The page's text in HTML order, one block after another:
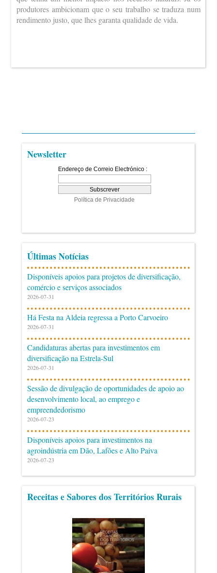
produtores ambicionam que o seu trabalho se traduza num
rendimento justo, que lhes garanta qualidade de vida.
Newsletter
Últimas Notícias
Disponíveis apoios para projetos de diversificação,
comércio e serviços associados
2026-07-31
Há Festa na Aldeia regressa a Porto Carvoeiro
2026-07-31
Candidaturas abertas para investimentos em
diversificação na Estrela-Sul
2026-07-31
Sessão de divulgação de oportunidades de apoio ao
desenvolvimento local, ao emprego e
empreendedorismo
2026-07-23
Disponíveis apoios para investimentos na
agroindústria em Dão, Lafões e Alto Paiva
2026-07-23
Receitas e Sabores dos Territórios Rurais